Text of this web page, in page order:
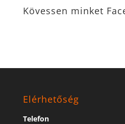
Kövessen minket
Elérhetőség
Telefon